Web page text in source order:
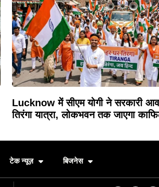
Lucknow में सीएम योगी ने सरकारी
तिरंगा यात्रा, लोकभवन तक जाएगा
टेक न्यूज़ बिजनेस